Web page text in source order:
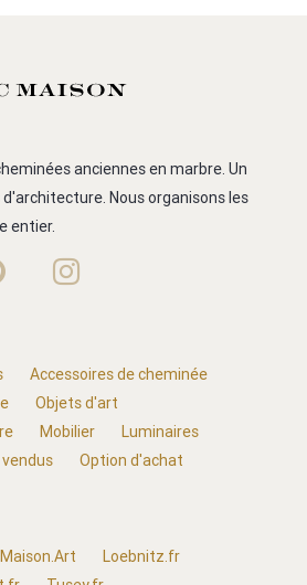
anciennes en marbre. Un
Nous organisons les
entier.
Accessoires de cheminée
Objets d'art
Mobilier
Luminaires
Option d'achat
Loebnitz.fr